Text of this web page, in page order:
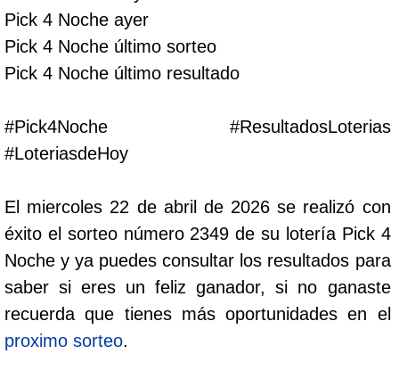
Cafeterito Noche
Caribeña Noche
Chontico Día
Chontico Noche
Culona día
Pick 4 Noche ayer
Pick 4 Noche último sorteo
Pick 4 Noche último resultado
#Pick4Noche #ResultadosLoterias
#LoteriasdeHoy
El miercoles 22 de abril de 2026 se realizó con
éxito el sorteo número 2349 de su lotería Pick 4
Noche y ya puedes consultar los resultados para
saber si eres un feliz ganador, si no ganaste
recuerda que tienes más oportunidades en el
proximo sorteo.